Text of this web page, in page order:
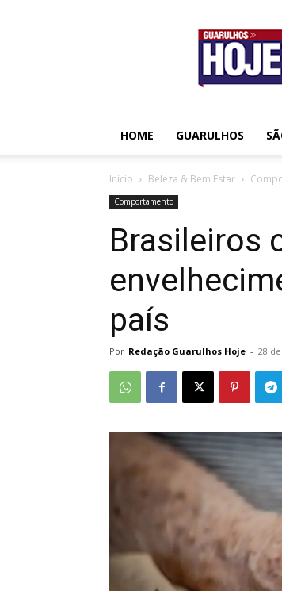
Hoje
HOME GUARULHOS
Início Beleza & Bem Estar
Comportamento
Brasileiros
país
Por Redação Guarulhos Hoje - 28